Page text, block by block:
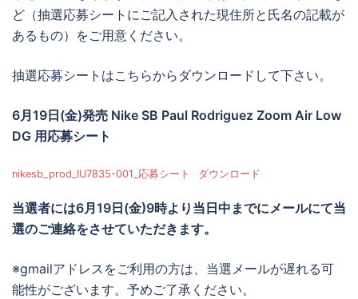
ど（抽選応募シートにご記入された現住所と氏名の記載が
あるもの）をご用意ください。
抽選応募シートはこちらからダウンロードして下さい。
6月19日(金)発売 Nike SB Paul Rodriguez Zoom Air Low
DG 用応募シート
nikesb_prod_IU7835-001_応募シート ダウンロード
当選者には6月19日(金)9時より当日中までにメールにて当
選のご連絡をさせていただきます。
※gmailアドレスをご利用の方は、当選メールが遅れる可
能性がございます。予めご了承ください。